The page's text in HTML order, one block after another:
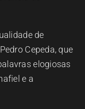
de
Cepeda, que
elogiosas
e a